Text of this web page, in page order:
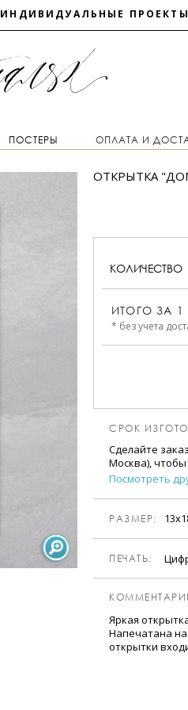
ИНДИВИДУАЛЬНЫЕ ПРОЕКТЫ
ПОСТЕРЫ ОПЛАТА И
ОТКРЫТКА
КОЛИЧЕСТВО
ИТОГО ЗА 1
* без учета
СРОК
Сделайте
Москва), чтобы
Посмотреть
РАЗМЕР:
ПЕЧАТЬ:
Яркая
Напечатана
открытки